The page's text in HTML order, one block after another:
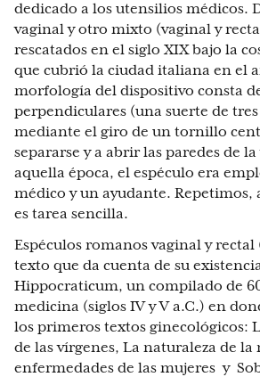
dedicado a los utensilios médicos.
vaginal y otro mixto (vaginal y
rescatados en el siglo XIX bajo la
que cubrió la ciudad italiana en el
morfología del dispositivo consta
perpendiculares (una suerte de
mediante el giro de un tornillo
separarse y a abrir las paredes de
aquella época, el espéculo era
médico y un ayudante. Repetimos,
es tarea sencilla.
Espéculos romanos vaginal y
texto que da cuenta de su
Hippocraticum, un compilado de
medicina (siglos IV y V a.C.) en
los primeros textos ginecológicos:
de las vírgenes, La naturaleza de la
enfermedades de las mujeres y